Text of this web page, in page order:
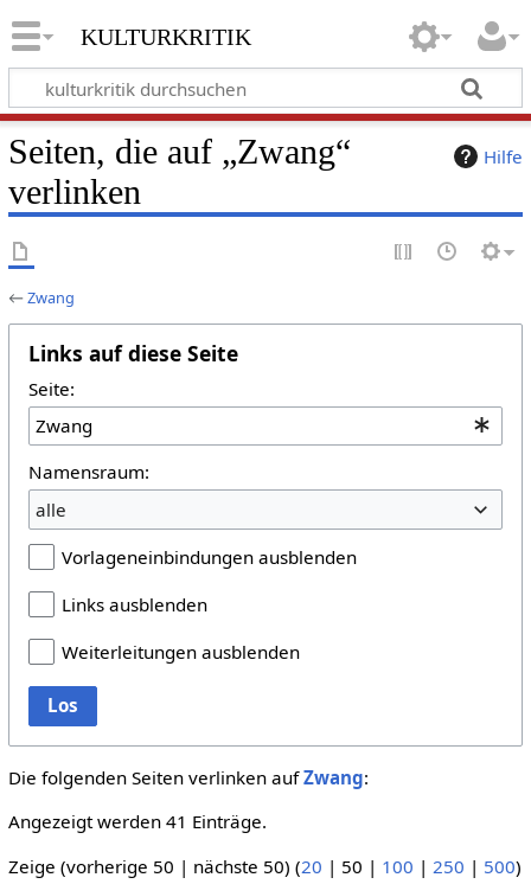
kulturkritik
Hilfe
Seiten, die auf „Zwang“
verlinken
←Zwang
Links auf diese Seite
Seite:
Namensraum:
alle
Vorlageneinbindungen ausblenden
Links ausblenden
Weiterleitungen ausblenden
Los
Die folgenden Seiten verlinken aufZwang:
Angezeigt werden 41 Einträge.
Zeige (vorherige 50 | nächste 50) (20 | 50 | 100 | 250 | 500)